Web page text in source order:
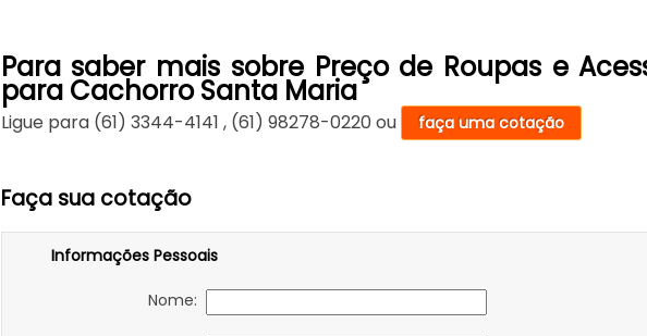
Para saber mais sobre Preço de Roupas e
para Cachorro Santa Maria
Ligue para (61) 3344-4141 , (61) 98278-0220 ou faça uma cotação
Faça sua cotação
Informações Pessoais
Nome: